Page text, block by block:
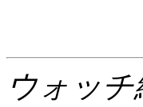
ウォッチ